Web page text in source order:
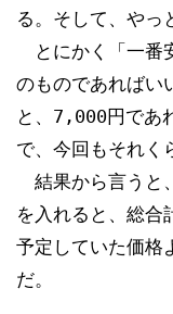
る。そして、やっ
とにかく「一番
のものであればい
と、7,000円であ
で、今回もそれく
結果から言うと
を入れると、総
予定していた価格
だ。